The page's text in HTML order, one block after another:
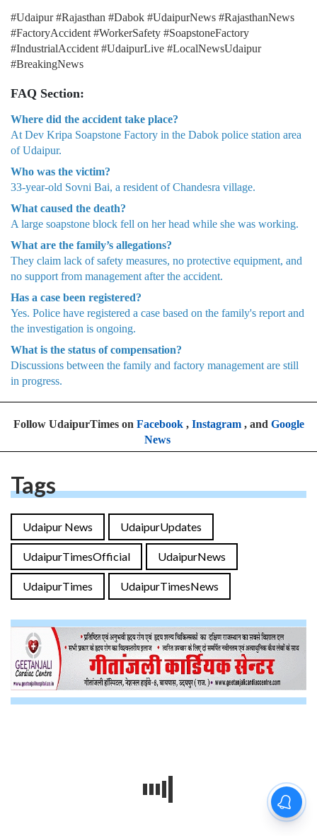
#Udaipur #Rajasthan #Dabok #UdaipurNews #RajasthanNews
#FactoryAccident #WorkerSafety #SoapstoneFactory
#IndustrialAccident #UdaipurLive #LocalNewsUdaipur
#BreakingNews
FAQ Section:
Where did the accident take place?
At Dev Kripa Soapstone Factory in the Dabok police station area
of Udaipur.
Who was the victim?
33-year-old Sovni Bai, a resident of Chandesra village.
What caused the death?
A large soapstone block fell on her head while she was working.
What are the family’s allegations?
They claim lack of safety measures, no protective equipment, and
no support from management after the accident.
Has a case been registered?
Yes. Police have registered a case based on the family's report and
the investigation is ongoing.
What is the status of compensation?
Discussions between the family and factory management are still
in progress.
Follow UdaipurTimes on Facebook, Instagram, and Google
News
Tags
Udaipur News UdaipurUpdates
UdaipurTimesOfficial UdaipurNews
UdaipurTimes UdaipurTimesNews